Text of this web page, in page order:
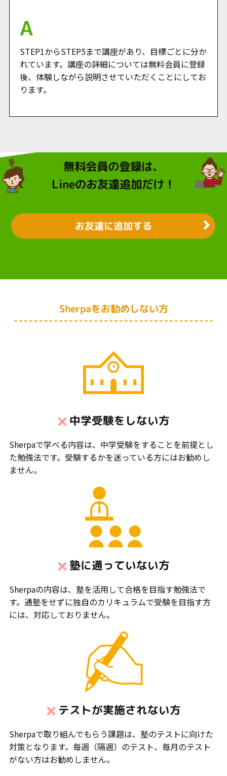
STEP1からSTEP5まで講座があり、目標ごとに分か
れています。講座の詳細については無料会員に登録
後、体験しながら説明させていただくことにしてお
ります。
無料会員の登録は、
Lineのお友達追加だけ！
お友達に追加する
Sherpaをお勧めしない方
中学受験をしない方
Sherpaで学べる内容は、中学受験をすることを前提とし
た勉強法です。受験するかを迷っている方にはお勧めし
ません。
塾に通っていない方
Sherpaの内容は、塾を活用して合格を目指す勉強法で
す。通塾をせずに独自のカリキュラムで受験を目指す方
には、対応しておりません。
テストが実施されない方
Sherpaで取り組んでもらう課題は、塾のテストに向けた
対策となります。毎週（隔週）のテスト、毎月のテスト
がない方はお勧めしません。